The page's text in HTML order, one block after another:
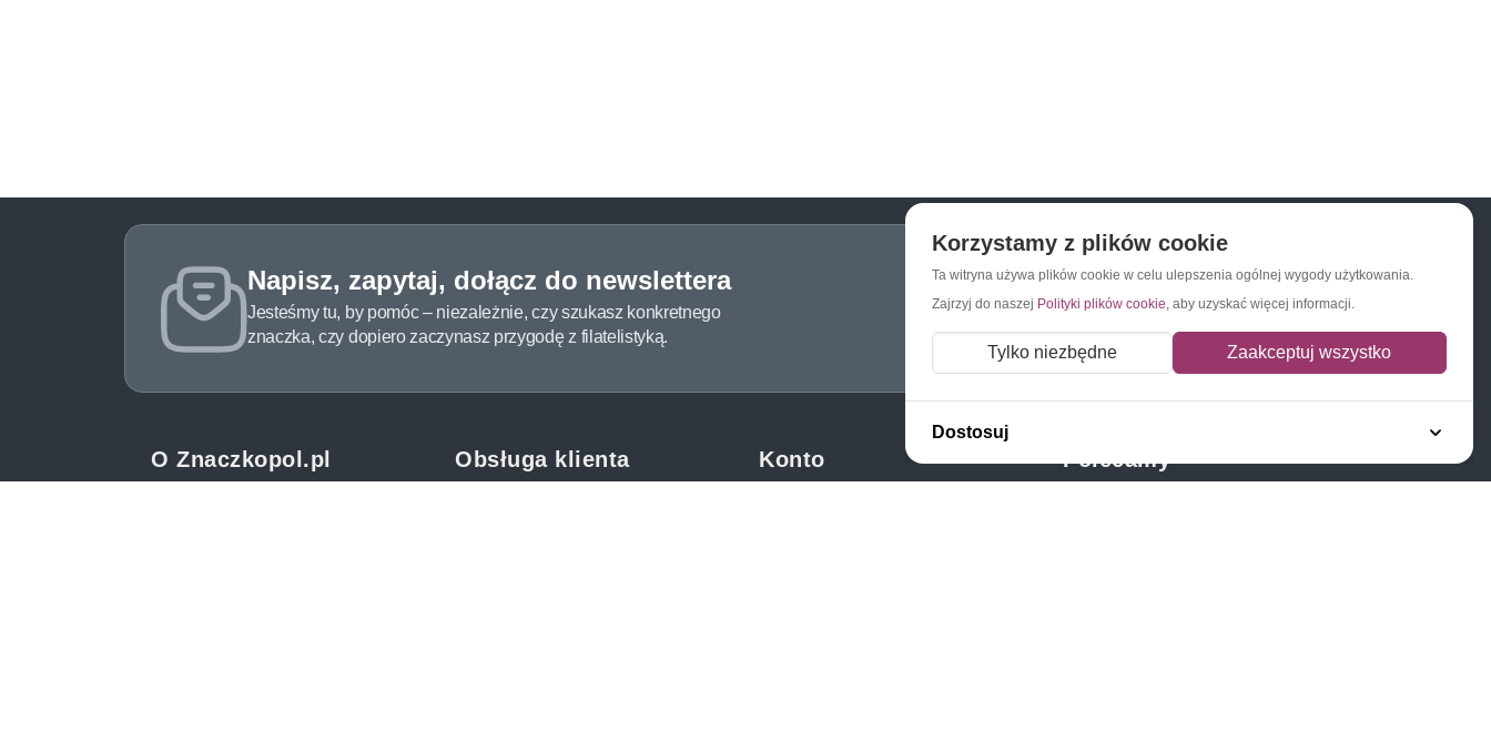
Napisz, zapytaj, dołącz do newslettera
Jesteśmy tu, by pomóc – niezależnie, czy szukasz konkretnego
znaczka, czy dopiero zaczynasz przygodę z filatelistyką.
Napisz do nas Zapisz się do newslettera
O Znaczkopol.pl Obsługa klienta Konto Polecamy
Korzystamy z plików cookie
Ta witryna używa plików cookie w celu ulepszenia ogólnej wygody użytkowania.
Zajrzyj do naszej Polityki plików cookie, aby uzyskać więcej informacji.
Tylko niezbędne Zaakceptuj wszystko
Dostosuj